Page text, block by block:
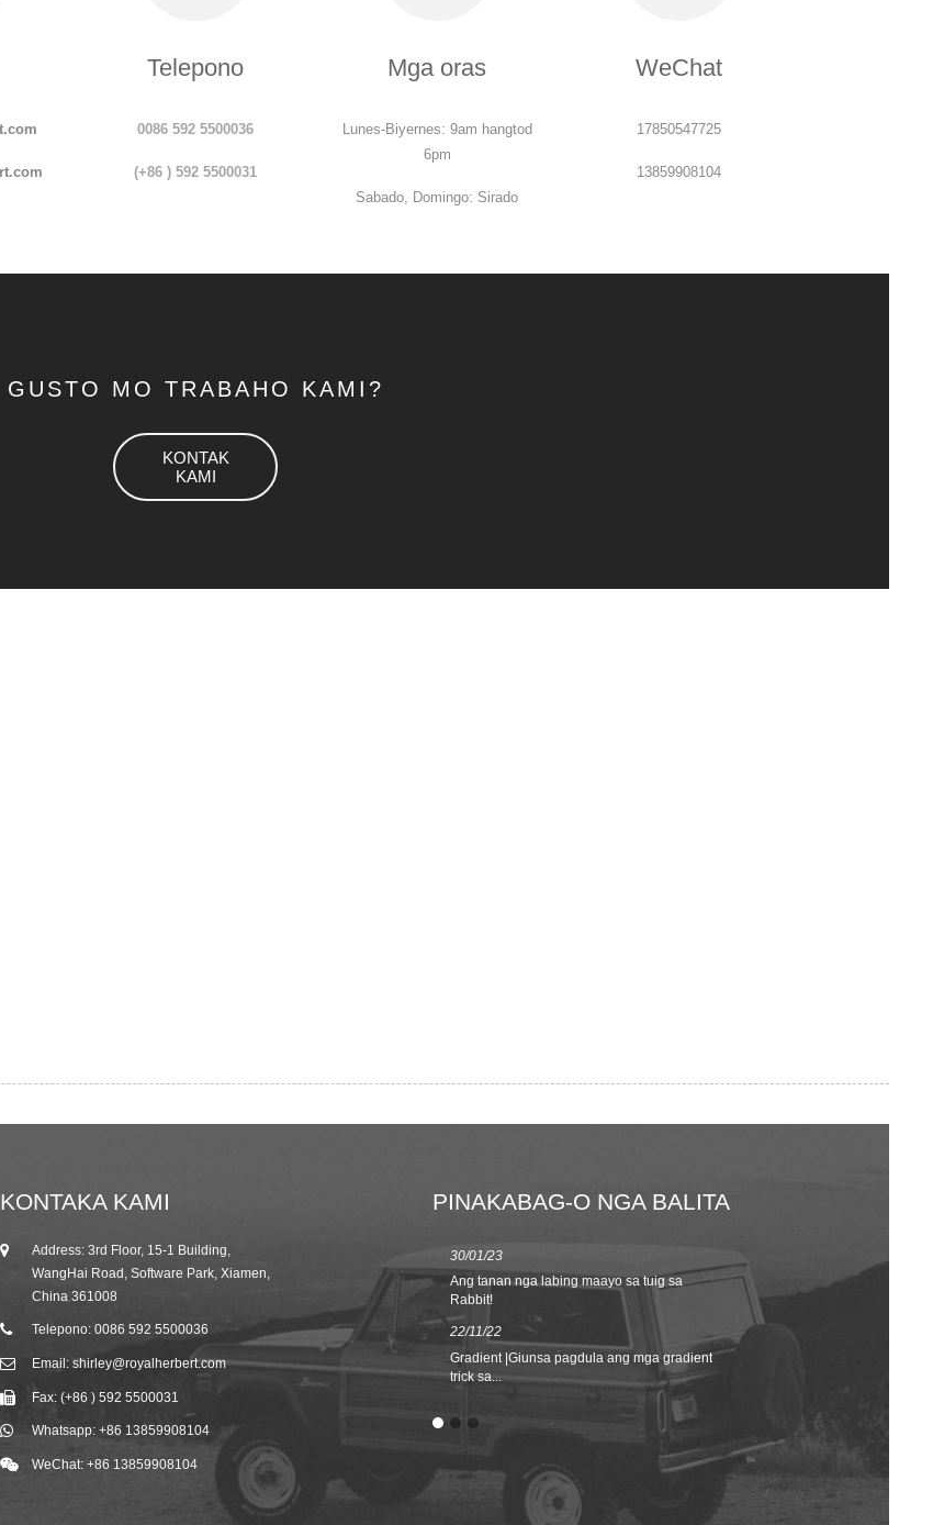
Telepono
0086 592 5500036
(+86 ) 592 5500031
Mga oras
Lunes-Biyernes: 9am hangtod
6pm
Sabado, Domingo: Sirado
WeChat
17850547725
13859908104
GUSTO MO TRABAHO KAMI?
KONTAK
KAMI
KONTAKA KAMI
Address: 3rd Floor, 15-1 Building,
WangHai Road, Software Park, Xiamen,
China 361008
Telepono: 0086 592 5500036
Email: shirley@royalherbert.com
Fax: (+86 ) 592 5500031
Whatsapp: +86 13859908104
WeChat: +86 13859908104
PINAKABAG-O NGA BALITA
25/10/19
2019 Autumn Canton Fair Imbitasyon gikan
sa R...
30/01/23
Ang tanan nga labing maayo sa tuig sa
Rabbit!
22/11/22
Gradient |Giunsa pagdula ang mga gradient
trick sa...
Spring/